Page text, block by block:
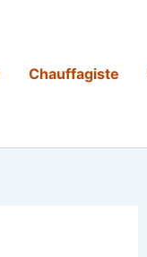
Chauffagiste